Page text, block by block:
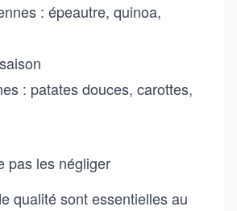
: épeautre, quinoa,
: patates douces, carottes,
pas les négliger
qualité sont essentielles au